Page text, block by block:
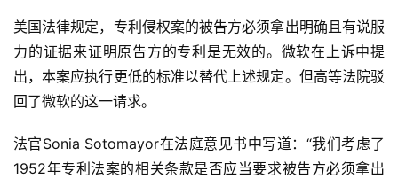
美国法律规定，专利侵权案的被告方必须拿出明确且有说服
力的证据来证明原告方的专利是无效的。微软在上诉中提
出，本案应执行更低的标准以替代上述规定。但高等法院驳
回了微软的这一请求。
法官Sonia Sotomayor在法庭意见书中写道：“我们考虑了
1952年专利法案的相关条款是否应当要求被告方必须拿出